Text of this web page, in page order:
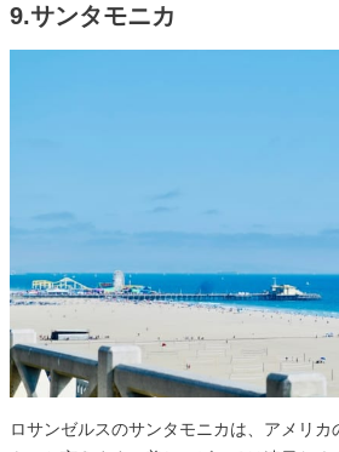
9.サンタモニカ
ロサンゼルスのサンタモニカは、アメリ